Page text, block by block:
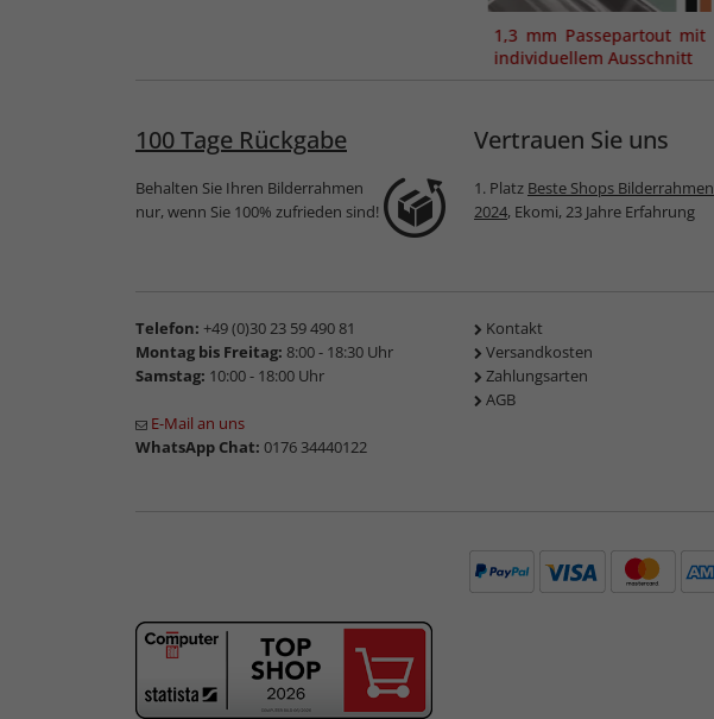
1,3 mm Passepartout mit
individuellem Ausschnitt
100 Tage Rückgabe
Behalten Sie Ihren Bilderrahmen
nur, wenn Sie 100% zufrieden sind!
Vertrauen Sie uns
1. Platz Beste Shops Bilderrahmen
2024, Ekomi, 23 Jahre Erfahrung
Telefon: +49 (0)30 23 59 490 81
Montag bis Freitag: 8:00 - 18:30 Uhr
Samstag: 10:00 - 18:00 Uhr
E-Mail an uns
WhatsApp Chat: 0176 34440122
Kontakt
Versandkosten
Zahlungsarten
AGB